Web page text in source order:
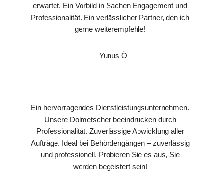
erwartet. Ein Vorbild in Sachen Engagement und
Professionalität. Ein verlässlicher Partner, den ich
gerne weiterempfehle!
– Yunus Ö
Ein hervorragendes Dienstleistungsunternehmen.
Unsere Dolmetscher beeindrucken durch
Professionalität. Zuverlässige Abwicklung aller
Aufträge. Ideal bei Behördengängen – zuverlässig
und professionell. Probieren Sie es aus, Sie
werden begeistert sein!